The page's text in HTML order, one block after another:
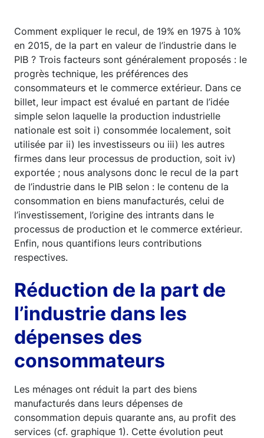
Comment expliquer le recul, de 19% en 1975 à 10%
en 2015, de la part en valeur de l’industrie dans le
PIB ? Trois facteurs sont généralement proposés : le
progrès technique, les préférences des
consommateurs et le commerce extérieur. Dans ce
billet, leur impact est évalué en partant de l’idée
simple selon laquelle la production industrielle
nationale est soit i) consommée localement, soit
utilisée par ii) les investisseurs ou iii) les autres
firmes dans leur processus de production, soit iv)
exportée ; nous analysons donc le recul de la part
de l’industrie dans le PIB selon : le contenu de la
consommation en biens manufacturés, celui de
l’investissement, l’origine des intrants dans le
processus de production et le commerce extérieur.
Enfin, nous quantifions leurs contributions
respectives.
Réduction de la part de
l’industrie dans les
dépenses des
consommateurs
Les ménages ont réduit la part des biens
manufacturés dans leurs dépenses de
consommation depuis quarante ans, au profit des
services (cf. graphique 1). Cette évolution peut